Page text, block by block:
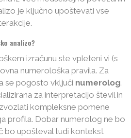
je ključno upoštevati vse
analizo?
izračunu ste vpleteni vi (s
numerološka pravila. Za
se pogosto vključi numerolog.
za interpretacijo števil in
kompleksne pomene
profila. Dobar numerolog ne bo
bo upošteval tudi kontekst